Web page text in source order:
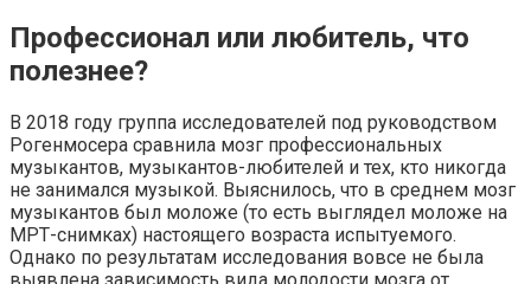
Профессионал или любитель, что
полезнее?
В 2018 году группа исследователей под руководством
Рогенмосера сравнила мозг профессиональных
музыкантов, музыкантов-любителей и тех, кто никогда
не занимался музыкой. Выяснилось, что в среднем мозг
музыкантов был моложе (то есть выглядел моложе на
МРТ-снимках) настоящего возраста испытуемого.
Однако по результатам исследования вовсе не была